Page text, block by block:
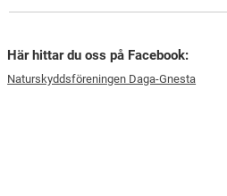
Här hittar du oss på Facebook:
Naturskyddsföreningen Daga-Gnesta